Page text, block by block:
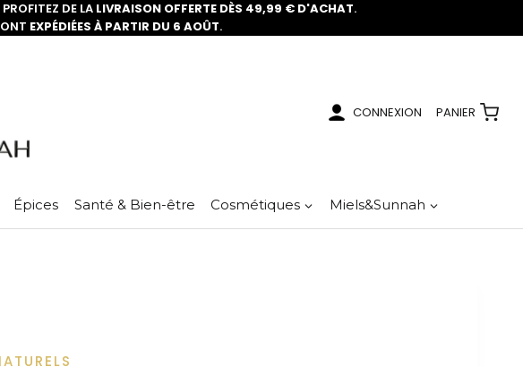
DE LA LIVRAISON OFFERTE DÈS 49,99 € D'ACHAT.
EXPÉDIÉES À PARTIR DU 6 AOÛT.
CONNEXION PANIER
Épices Santé & Bien-être Cosmétiques Miels&Sunnah